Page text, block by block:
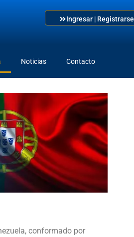
Ingresar | Registrarse
Noticias Contacto
conformado por